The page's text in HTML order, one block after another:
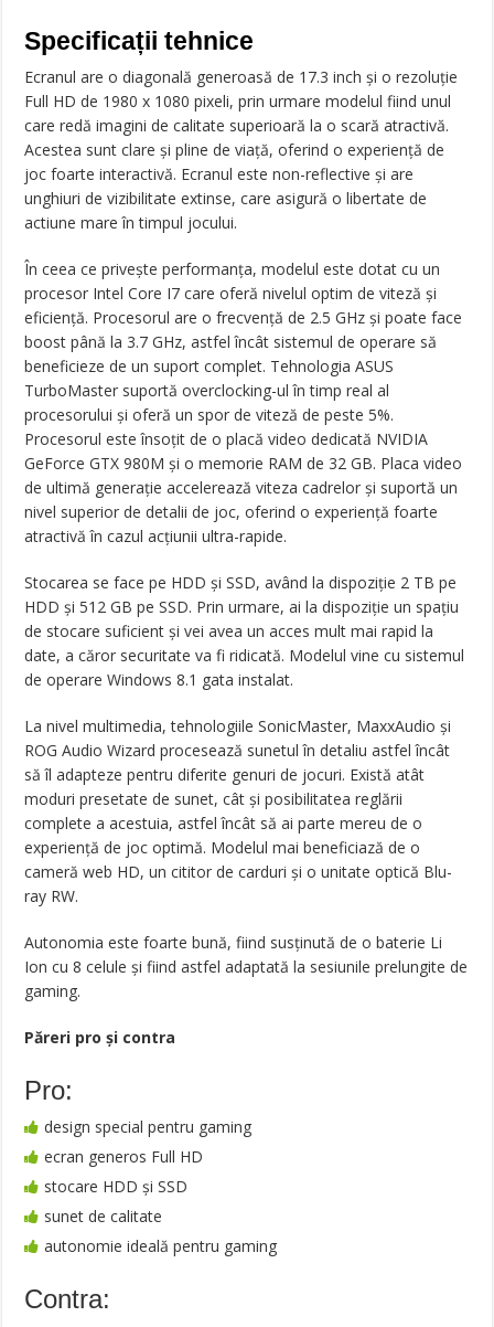
Specificații tehnice
Ecranul are o diagonală generoasă de 17.3 inch și o rezoluție
Full HD de 1980 x 1080 pixeli, prin urmare modelul fiind unul
care redă imagini de calitate superioară la o scară atractivă.
Acestea sunt clare și pline de viață, oferind o experiență de
joc foarte interactivă. Ecranul este non-reflective și are
unghiuri de vizibilitate extinse, care asigură o libertate de
actiune mare în timpul jocului.
În ceea ce privește performanța, modelul este dotat cu un
procesor Intel Core I7 care oferă nivelul optim de viteză și
eficiență. Procesorul are o frecvență de 2.5 GHz și poate face
boost până la 3.7 GHz, astfel încât sistemul de operare să
beneficieze de un suport complet. Tehnologia ASUS
TurboMaster suportă overclocking-ul în timp real al
procesorului și oferă un spor de viteză de peste 5%.
Procesorul este însoțit de o placă video dedicată NVIDIA
GeForce GTX 980M și o memorie RAM de 32 GB. Placa video
de ultimă generație accelerează viteza cadrelor și suportă un
nivel superior de detalii de joc, oferind o experiență foarte
atractivă în cazul acțiunii ultra-rapide.
Stocarea se face pe HDD și SSD, având la dispoziție 2 TB pe
HDD și 512 GB pe SSD. Prin urmare, ai la dispoziție un spațiu
de stocare suficient și vei avea un acces mult mai rapid la
date, a căror securitate va fi ridicată. Modelul vine cu sistemul
de operare Windows 8.1 gata instalat.
La nivel multimedia, tehnologiile SonicMaster, MaxxAudio și
ROG Audio Wizard procesează sunetul în detaliu astfel încât
să îl adapteze pentru diferite genuri de jocuri. Există atât
moduri presetate de sunet, cât și posibilitatea reglării
complete a acestuia, astfel încât să ai parte mereu de o
experiență de joc optimă. Modelul mai beneficiază de o
cameră web HD, un cititor de carduri și o unitate optică Blu-
ray RW.
Autonomia este foarte bună, fiind susținută de o baterie Li
Ion cu 8 celule și fiind astfel adaptată la sesiunile prelungite de
gaming.
Păreri pro şi contra
Pro:
design special pentru gaming
ecran generos Full HD
stocare HDD și SSD
sunet de calitate
autonomie ideală pentru gaming
Contra: